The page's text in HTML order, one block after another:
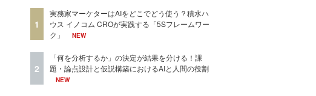
1
実務家マーケターはAIをどこでどう使う？積水ハ
ウス イノコム CROが実践する「5Sフレームワー
ク」
NEW
2
「何を分析するか」の決定が結果を分ける！課
題・論点設計と仮説構築におけるAIと人間の役割
NEW